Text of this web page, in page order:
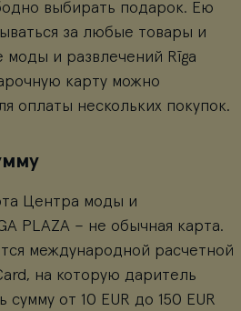
выбирать подарок. Ею
за любые товары и
моды и развлечений Rīga
карту можно
оплаты нескольких покупок.
Центра моды и
PLAZA – не обычная карта.
международной расчетной
на которую даритель
сумму от 10 EUR до 150 EUR